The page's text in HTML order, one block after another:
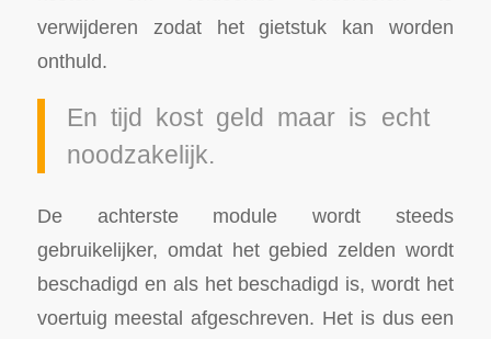
verwijderen zodat het gietstuk kan worden
onthuld.
En tijd kost geld maar is echt
noodzakelijk.
De achterste module wordt steeds
gebruikelijker, omdat het gebied zelden wordt
beschadigd en als het beschadigd is, wordt het
voertuig meestal afgeschreven. Het is dus een